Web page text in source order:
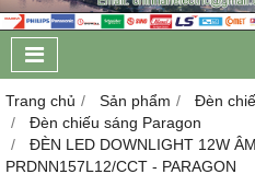
Trang chủ Sản phẩm
Đèn
Đèn chiếu sáng Paragon
ĐÈN LED DOWNLIGHT 12W
PRDNN157L12/CCT - PARAGON